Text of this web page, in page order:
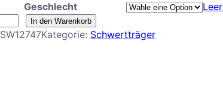
Geschlecht
In den Warenkorb
SW12747Kategorie: Schwertträger